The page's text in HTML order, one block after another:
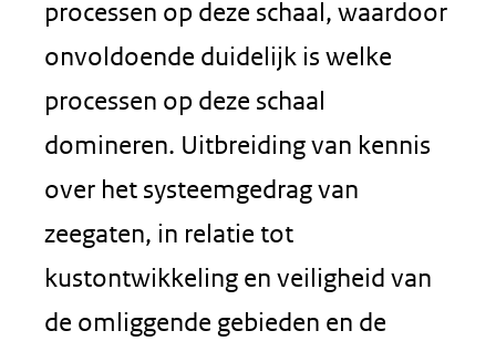
processen op deze schaal, waardoor
onvoldoende duidelijk is welke
processen op deze schaal
domineren. Uitbreiding van kennis
over het systeemgedrag van
zeegaten, in relatie tot
kustontwikkeling en veiligheid van
de omliggende gebieden en de